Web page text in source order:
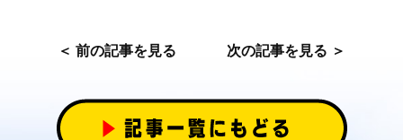
＜ 前の記事を見る 次の記事を見る ＞